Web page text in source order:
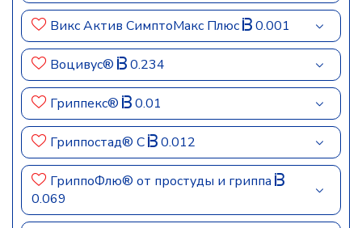
Викс Актив СимптоМакс Плюс 0.001
Воцивус® 0.234
Гриппекс® 0.01
Гриппостад® С 0.012
ГриппоФлю® от простуды и гриппа
0.069